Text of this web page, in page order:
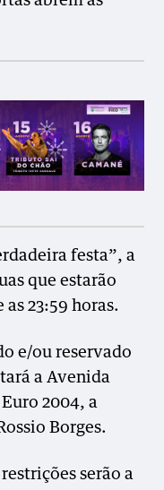
festa”, a
que estarão
as 23:59 horas.
e/ou reservado
a Avenida
2004, a
Borges.
serão a